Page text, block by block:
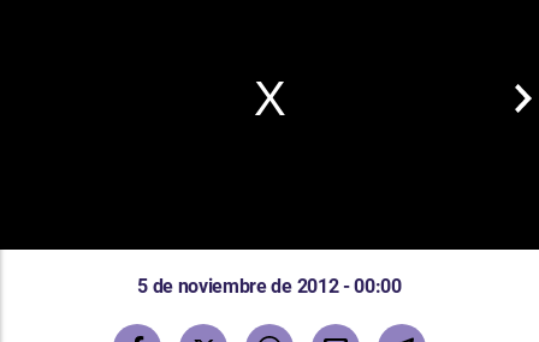
5 de noviembre de 2012 - 00:00